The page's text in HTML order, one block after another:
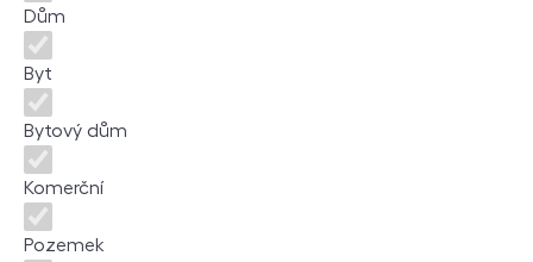
Dům
Byt
Bytový dům
Komerční
Pozemek